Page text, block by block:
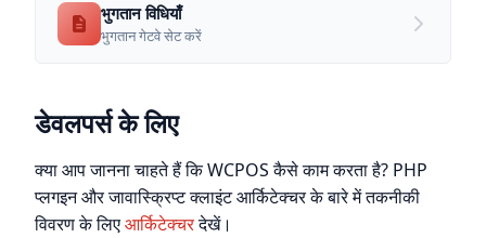
भुगतान विधियाँ
भुगतान गेटवे सेट करें
डेवलपर्स के लिए
क्या आप जानना चाहते हैं कि WCPOS कैसे काम करता है? PHP
प्लगइन और जावास्क्रिप्ट क्लाइंट आर्किटेक्चर के बारे में तकनीकी
विवरण के लिएआर्किटेक्चरदेखें।